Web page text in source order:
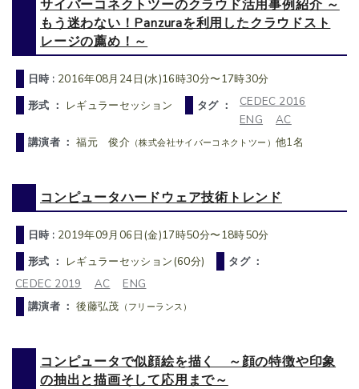
サイバーコネクトツーのクラウド活用事例紹介 ～
もう迷わない！Panzuraを利用したクラウドスト
レージの薦め！～
日時 : 2016年08月24日(水)16時30分〜17時30分
形式 ： レギュラーセッション タグ ：
CEDEC 2016
ENG
AC
講演者 ：福元 俊介 （株式会社サイバーコネクトツー） 他1名
コンピュータハードウェア技術トレンド
日時 : 2019年09月06日(金)17時50分〜18時50分
形式 ： レギュラーセッション(60分)
タグ ：
CEDEC 2019
AC
ENG
講演者 ：後藤弘茂 （フリーランス）
コンピュータで似顔絵を描く ～顔の特徴や印象
の抽出と描画そして応用まで～